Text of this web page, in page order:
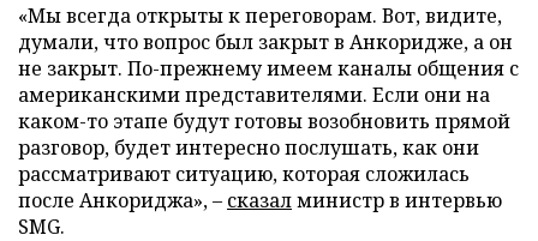
«Мы всегда открыты к переговорам. Вот, видите,
думали, что вопрос был закрыт в Анкоридже, а он
не закрыт. По-прежнему имеем каналы общения с
американскими представителями. Если они на
каком-то этапе будут готовы возобновить прямой
разговор, будет интересно послушать, как они
рассматривают ситуацию, которая сложилась
после Анкориджа», – сказалминистр в интервью
SMG.